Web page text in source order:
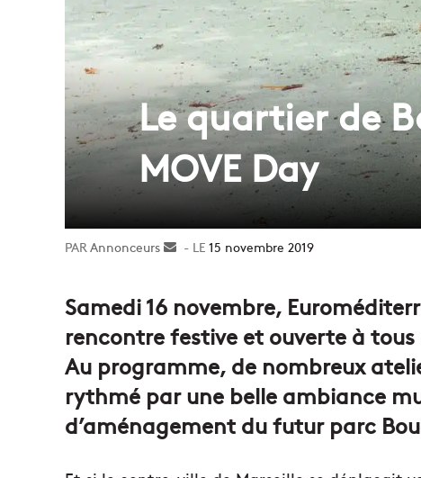
Le quartier de
MOVE Day
Annonceurs
Envoyer15 novembre 2019
Samedi 16 novembre,
rencontre festive et ouverte à
Au programme, de nombreux
rythmé par une belle ambiance
d’aménagement du futur parc